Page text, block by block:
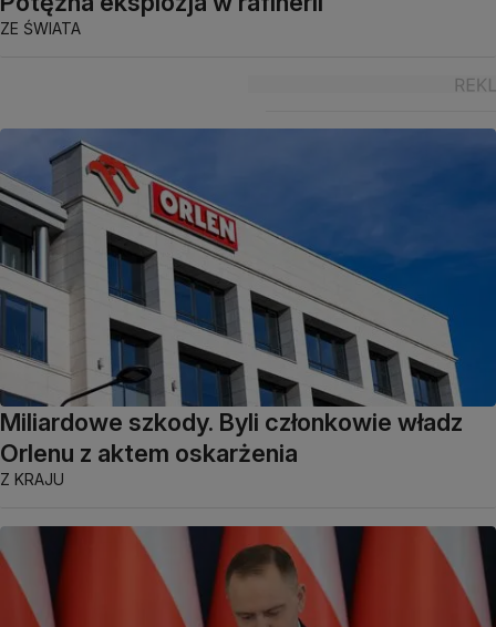
ZE ŚWIATA
Miliardowe szkody. Byli członkowie władz
Orlenu z aktem oskarżenia
Z KRAJU